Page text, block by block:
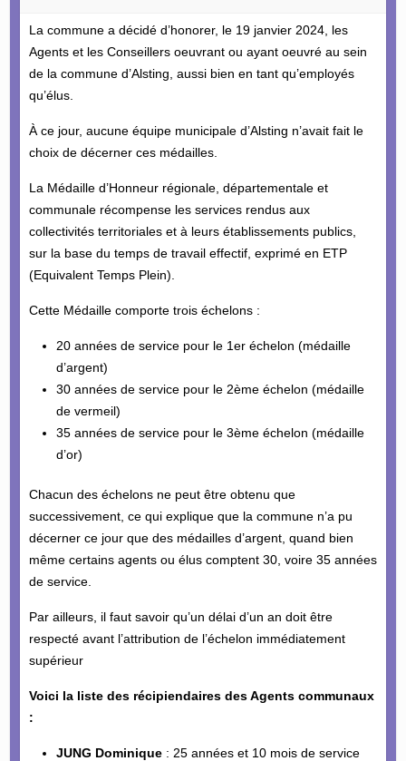
La commune a décidé d’honorer, le 19 janvier 2024, les
Agents et les Conseillers oeuvrant ou ayant oeuvré au sein
de la commune d’Alsting, aussi bien en tant qu’employés
qu’élus.
À ce jour, aucune équipe municipale d’Alsting n’avait fait le
choix de décerner ces médailles.
La Médaille d’Honneur régionale, départementale et
communale récompense les services rendus aux
collectivités territoriales et à leurs établissements publics,
sur la base du temps de travail effectif, exprimé en ETP
(Equivalent Temps Plein).
Cette Médaille comporte trois échelons :
20 années de service pour le 1er échelon (médaille
d’argent)
30 années de service pour le 2ème échelon (médaille
de vermeil)
35 années de service pour le 3ème échelon (médaille
d’or)
Chacun des échelons ne peut être obtenu que
successivement, ce qui explique que la commune n’a pu
décerner ce jour que des médailles d’argent, quand bien
même certains agents ou élus comptent 30, voire 35 années
de service.
Par ailleurs, il faut savoir qu’un délai d’un an doit être
respecté avant l’attribution de l’échelon immédiatement
supérieur
Voici la liste des récipiendaires des Agents communaux
:
JUNG Dominique: 25 années et 10 mois de service